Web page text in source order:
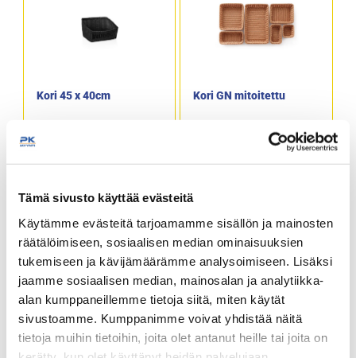
Tämä sivusto käyttää evästeitä
Käytämme evästeitä tarjoamamme sisällön ja mainosten
räätälöimiseen, sosiaalisen median ominaisuuksien
tukemiseen ja kävijämäärämme analysoimiseen. Lisäksi
jaamme sosiaalisen median, mainosalan ja analytiikka-
alan kumppaneillemme tietoja siitä, miten käytät
sivustoamme. Kumppanimme voivat yhdistää näitä
tietoja muihin tietoihin, joita olet antanut heille tai joita on
Kori 45 x 40cm
Korkeus 27cm / 16cm
Kori GN mitoitettu
Kori musta GN mitoitettu Kori punotuilla reunoilla